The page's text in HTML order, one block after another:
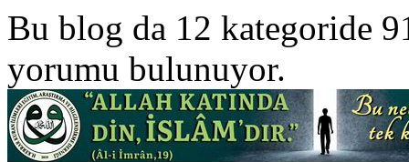
Bu blog da 12 kategoride
yorumu bulunuyor.